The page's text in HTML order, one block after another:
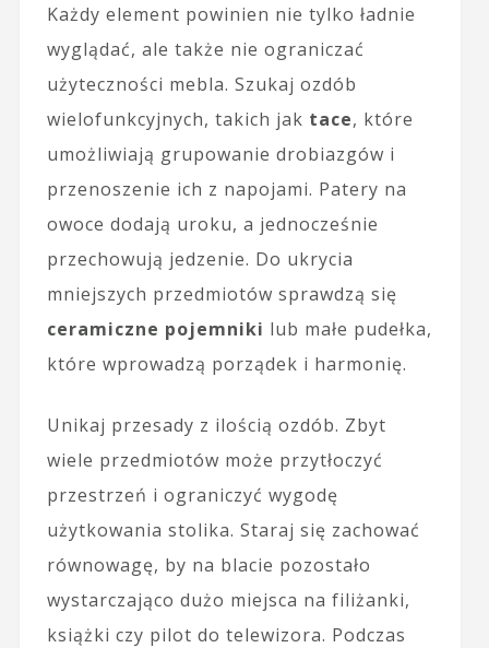
Każdy element powinien nie tylko ładnie
wyglądać, ale także nie ograniczać
użyteczności mebla. Szukaj ozdób
wielofunkcyjnych, takich jak tace, które
umożliwiają grupowanie drobiazgów i
przenoszenie ich z napojami. Patery na
owoce dodają uroku, a jednocześnie
przechowują jedzenie. Do ukrycia
mniejszych przedmiotów sprawdzą się
ceramiczne pojemniki lub małe pudełka,
które wprowadzą porządek i harmonię.
Unikaj przesady z ilością ozdób. Zbyt
wiele przedmiotów może przytłoczyć
przestrzeń i ograniczyć wygodę
użytkowania stolika. Staraj się zachować
równowagę, by na blacie pozostało
wystarczająco dużo miejsca na filiżanki,
książki czy pilot do telewizora. Podczas